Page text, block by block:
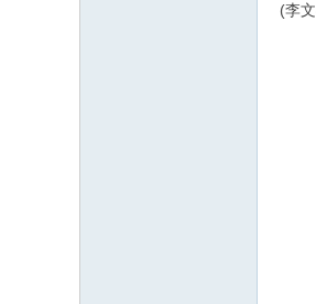
(李